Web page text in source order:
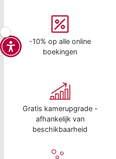
-10% op alle online
boekingen
Gratis kamerupgrade -
afhankelijk van
beschikbaarheid